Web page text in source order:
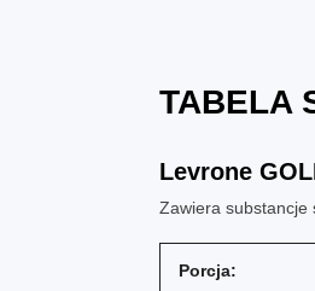
TABELA
Levrone
Zawiera substancje
Porcja: